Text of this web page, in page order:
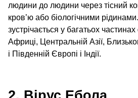
людини до людини через тісний
кров’ю або біологічними
зустрічається у багатьох частинах
Африці, Центральній Азії,
і Південній Європі і Індії.